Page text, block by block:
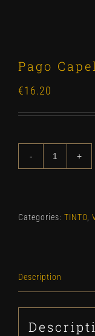
Pago
€16.20
2023
Categories: TINTO
Description